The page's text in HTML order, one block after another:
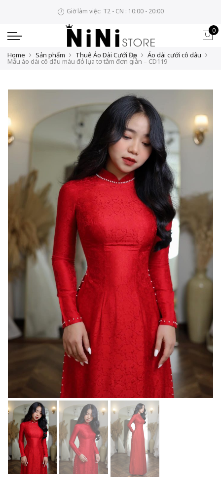
Giờ làm việc: T2 - CN : 10:00 - 20:00
0
Home Sản phẩm Thuê Áo Dài Cưới Đẹp Áo dài cưới cô dâu
Mẫu áo dài cô dâu màu đỏ lụa tơ tằm đơn giản – CD119